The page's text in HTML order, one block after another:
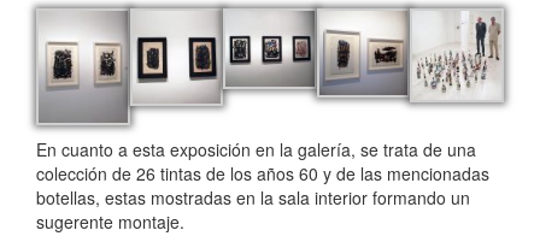
En cuanto a esta exposición en la galería, se trata de una
colección de 26 tintas de los años 60 y de las mencionadas
botellas, estas mostradas en la sala interior formando un
sugerente montaje.